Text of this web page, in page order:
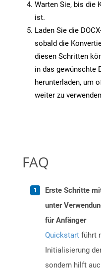
Warten Sie, bis die
ist.
Laden Sie die
sobald die
diesen Schritten
in das gewünschte
herunterladen, um
weiter zu
FAQ
Erste Schritte
unter
für Anfänger
Quickstart führt
Initialisierung
sondern hilft